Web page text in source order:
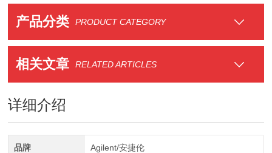
产品分类 PRODUCT CATEGORY
相关文章 RELATED ARTICLES
详细介绍
品牌 Agilent/安捷伦